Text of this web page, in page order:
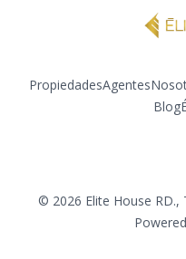
PropiedadesAgentes
Blog
© 2026 Elite House RD.,